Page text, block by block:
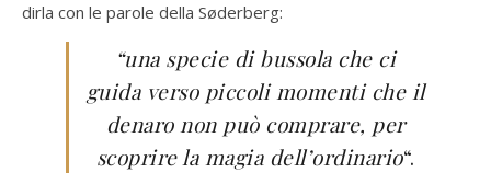
dirla con le parole della Søderberg:
“una specie di bussola che ci
guida verso piccoli momenti che il
denaro non può comprare, per
scoprire la magia dell’ordinario“.